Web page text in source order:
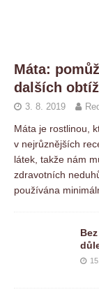
Máta:
dalších
3. 8. 2019
Máta je rostlinou,
v nejrůznějších
látek, takže nám
zdravotních
používána